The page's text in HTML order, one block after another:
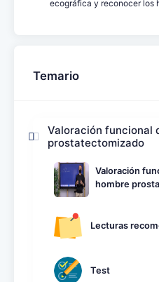
ecográfica y reconocer los
Temario
Valoración funcional
prostatectomizado
Valoración
hombre
Lecturas
Test